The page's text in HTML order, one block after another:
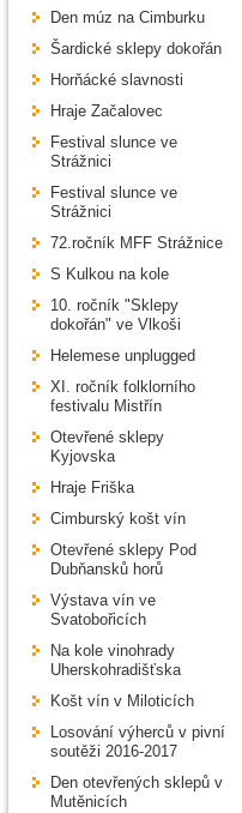
Den múz na Cimburku
Šardické sklepy dokořán
Horňácké slavnosti
Hraje Začalovec
Festival slunce ve
Strážnici
Festival slunce ve
Strážnici
72.ročník MFF Strážnice
S Kulkou na kole
10. ročník "Sklepy
dokořán" ve Vlkoši
Helemese unplugged
XI. ročník folklorního
festivalu Mistřín
Otevřené sklepy
Kyjovska
Hraje Friška
Cimburský košt vín
Otevřené sklepy Pod
Dubňansků horů
Výstava vín ve
Svatobořicích
Na kole vinohrady
Uherskohradišťska
Košt vín v Miloticích
Losování výherců v pivní
soutěži 2016-2017
Den otevřených sklepů v
Mutěnicích